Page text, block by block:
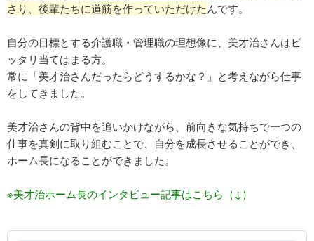
さり、後輩たちに道筋を作っていただけたんです。
自分の目標とする介護職・管理職の理想像に、美才治さんはピ
ッタリ当てはまる方。
常に「美才治さんだったらどうするかな？」と考えながら仕事
をしてきました。
美才治さんの背中を追いかけながら、前向きな気持ちで一つの
仕事を真剣に取り組むことで、自分を成長させることができ、
ホーム長になることができました。
※美才治ホーム長のインタビュー記事はこちら（↓）